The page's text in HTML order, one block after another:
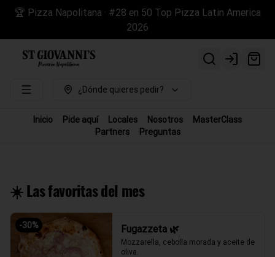
🏆 Pizza Napolitana · #28 en 50 Top Pizza Latin America
2026
Login
¿Dónde quieres pedir?
Inicio Pide aquí Locales Nosotros
MasterClass
Partners
Preguntas
☀️ Las favoritas del mes
-30% Fugazzeta 🌿
Mozzarella, cebolla morada y aceite de
oliva.